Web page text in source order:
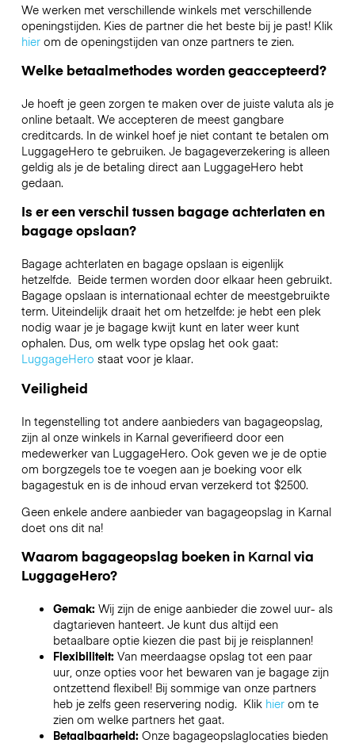
We werken met verschillende winkels met verschillende
openingstijden. Kies de partner die het beste bij je past! Klik
hierom de openingstijden van onze partners te zien.
Welke betaalmethodes worden geaccepteerd?
Je hoeft je geen zorgen te maken over de juiste valuta als je
online betaalt. We accepteren de meest gangbare
creditcards. In de winkel hoef je niet contant te betalen om
LuggageHero te gebruiken. Je bagageverzekering is alleen
geldig als je de betaling direct aan LuggageHero hebt
gedaan.
Is er een verschil tussen bagage achterlaten en
bagage opslaan?
Bagage achterlaten en bagage opslaan is eigenlijk
hetzelfde. Beide termen worden door elkaar heen gebruikt.
Bagage opslaan is internationaal echter de meestgebruikte
term. Uiteindelijk draait het om hetzelfde: je hebt een plek
nodig waar je je bagage kwijt kunt en later weer kunt
ophalen. Dus, om welk type opslag het ook gaat:
LuggageHero staat voor je klaar.
Veiligheid
In tegenstelling tot andere aanbieders van bagageopslag,
zijn al onze winkels in Karnalgeverifieerd door een
medewerker van LuggageHero. Ook geven we je de optie
om borgzegels toe te voegen aan je boeking voor elk
bagagestuk en is de inhoud ervan verzekerd tot $2500.
Geen enkele andere aanbieder van bagageopslag in Karnal
doet ons dit na!
Waarom bagageopslag boeken in Karnalvia
LuggageHero?
Gemak: Wij zijn de enige aanbieder die zowel uur- als
dagtarieven hanteert. Je kunt dus altijd een
betaalbare optie kiezen die past bij je reisplannen!
Flexibiliteit: Van meerdaagse opslag tot een paar
uur, onze opties voor het bewaren van je bagage zijn
ontzettend flexibel! Bij sommige van onze partners
heb je zelfs geen reservering nodig. Klik hierom te
zien om welke partners het gaat.
Betaalbaarheid: Onze bagageopslaglocaties bieden